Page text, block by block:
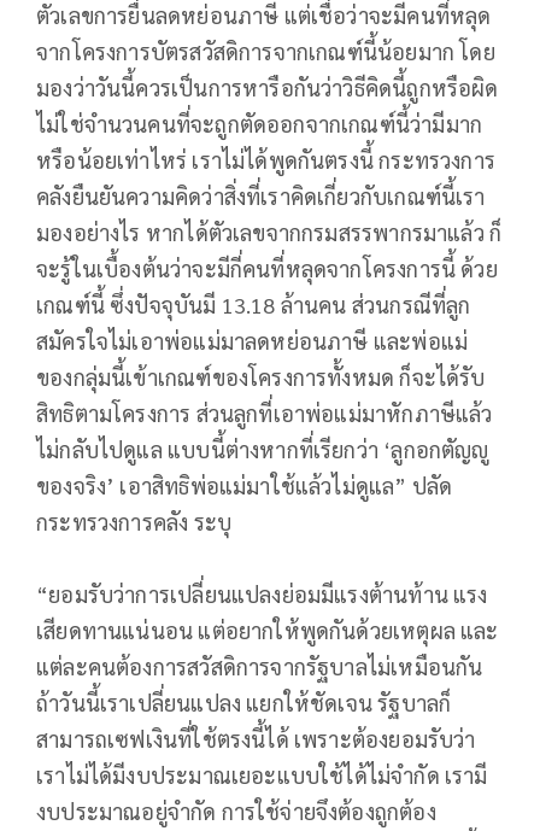
ตัวเลขการยื่นลดหย่อนภาษี แต่เชื่อว่าจะมีคนที่หลุด
จากโครงการบัตรสวัสดิการจากเกณฑ์นี้น้อยมาก โดย
มองว่าวันนี้ควรเป็นการหารือกันว่าวิธีคิดนี้ถูกหรือผิด
ไม่ใช่จำนวนคนที่จะถูกตัดออกจากเกณฑ์นี้ว่ามีมาก
หรือน้อยเท่าไหร่ เราไม่ได้พูดกันตรงนี้ กระทรวงการ
คลังยืนยันความคิดว่าสิ่งที่เราคิดเกี่ยวกับเกณฑ์นี้เรา
มองอย่างไร หากได้ตัวเลขจากกรมสรรพากรมาแล้ว ก็
จะรู้ในเบื้องต้นว่าจะมีกี่คนที่หลุดจากโครงการนี้ ด้วย
เกณฑ์นี้ ซึ่งปัจจุบันมี 13.18 ล้านคน ส่วนกรณีที่ลูก
สมัครใจไม่เอาพ่อแม่มาลดหย่อนภาษี และพ่อแม่
ของกลุ่มนี้เข้าเกณฑ์ของโครงการทั้งหมด ก็จะได้รับ
สิทธิตามโครงการ ส่วนลูกที่เอาพ่อแม่มาหักภาษีแล้ว
ไม่กลับไปดูแล แบบนี้ต่างหากที่เรียกว่า ‘ลูกอกตัญญู
ของจริง’ เอาสิทธิพ่อแม่มาใช้แล้วไม่ดูแล” ปลัด
กระทรวงการคลัง ระบุ
“ยอมรับว่าการเปลี่ยนแปลงย่อมมีแรงต้านท้าน แรง
เสียดทานแน่นอน แต่อยากให้พูดกันด้วยเหตุผล และ
แต่ละคนต้องการสวัสดิการจากรัฐบาลไม่เหมือนกัน
ถ้าวันนี้เราเปลี่ยนแปลง แยกให้ชัดเจน รัฐบาลก็
สามารถเซฟเงินที่ใช้ตรงนี้ได้ เพราะต้องยอมรับว่า
เราไม่ได้มีงบประมาณเยอะแบบใช้ได้ไม่จำกัด เรามี
งบประมาณอยู่จำกัด การใช้จ่ายจึงต้องถูกต้อง